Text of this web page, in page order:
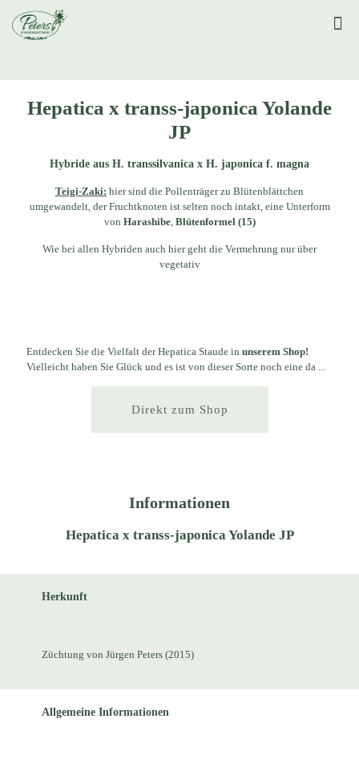
Hepatica x transs-japonica Yolande
JP
Hybride aus H. transsilvanica x H. japonica f. magna
Teigi-Zaki: hier sind die Pollenträger zu Blütenblättchen
umgewandelt, der Fruchtknoten ist selten noch intakt, eine Unterform
von Harashibe, Blütenformel (15)
Wie bei allen Hybriden auch hier geht die Vermehrung nur über
vegetativ
Entdecken Sie die Vielfalt der Hepatica Staude in unserem Shop!
Vielleicht haben Sie Glück und es ist von dieser Sorte noch eine da ...
Direkt zum Shop
Informationen
Hepatica x transs-japonica Yolande JP
Herkunft
Züchtung von Jürgen Peters (2015)
Allgemeine Informationen